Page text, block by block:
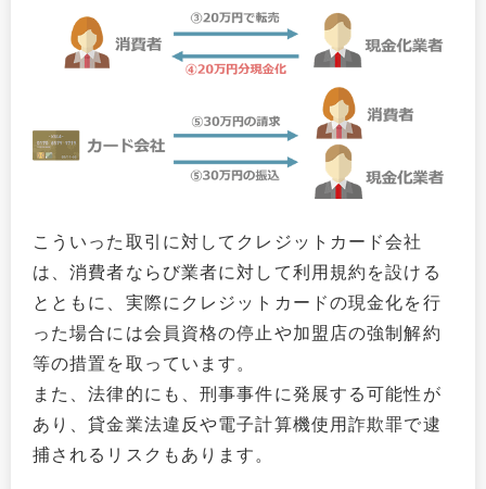
こういった取引に対してクレジットカード会社
は、消費者ならび業者に対して利用規約を設ける
とともに、実際にクレジットカードの現金化を行
った場合には会員資格の停止や加盟店の強制解約
等の措置を取っています。
また、法律的にも、刑事事件に発展する可能性が
あり、貸金業法違反や電子計算機使用詐欺罪で逮
捕されるリスクもあります。